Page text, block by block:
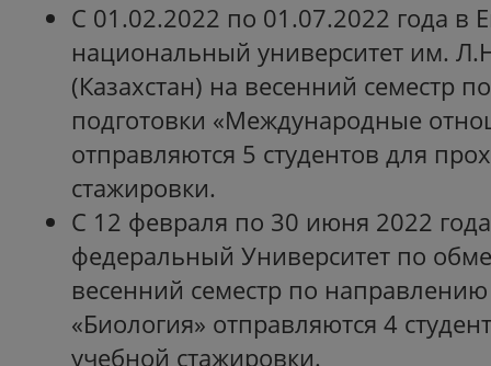
С 01.02.2022 по 01.07.2022 года в
национальный университет им.
(Казахстан) на весенний семестр
подготовки «Международные
отправляются 5 студентов для
стажировки.
С 12 февраля по 30 июня 2022
федеральный Университет по
весенний семестр по
«Биология» отправляются 4
учебной стажировки.